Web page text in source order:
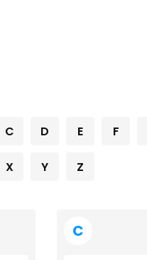
C D E F
X Y Z
C